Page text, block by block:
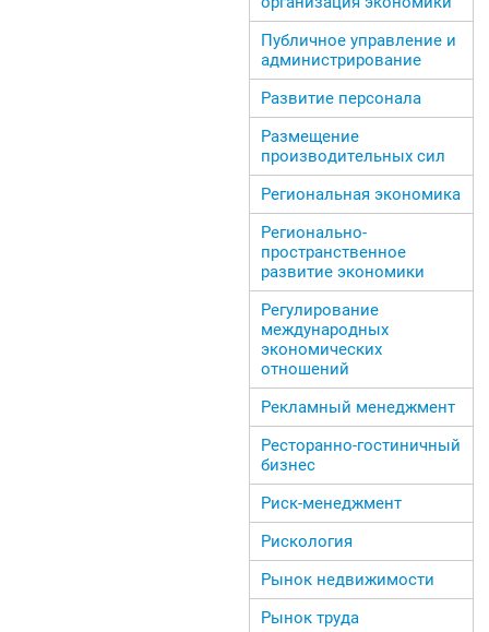
Публичное управление и
администрирование
Развитие персонала
Размещение
производительных сил
Региональная экономика
Регионально-
пространственное
развитие экономики
Регулирование
международных
экономических
отношений
Рекламный менеджмент
Ресторанно-гостиничный
бизнес
Риск-менеджмент
Рискология
Рынок недвижимости
Рынок труда